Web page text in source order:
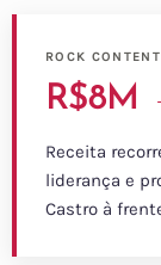
ROCK CONTENT
R$8M
Receita
liderança e
Castro à